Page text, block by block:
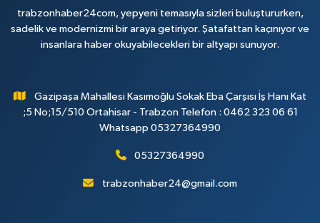
trabzonhaber24com, yepyeni temasıyla sizleri buluştururken,
sadelik ve modernizmi bir araya getiriyor. Şatafattan kaçınıyor ve
insanlara haber okuyabilecekleri bir altyapı sunuyor.
Gazipaşa Mahallesi Kasımoğlu Sokak Eba Çarşısı İş Hanı Kat
;5 No;15/510 Ortahisar - Trabzon Telefon : 0462 323 06 61
Whatsapp 05327364990
05327364990
trabzonhaber24@gmail.com